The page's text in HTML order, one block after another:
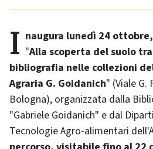
Inaugura lunedì 24 ottobre,
"Alla scoperta del suolo
bibliografia nelle collezioni
Agraria G. Goidanich" (Viale G.
Bologna), organizzata dalla
"Gabriele Goidanich" e dal
Tecnologie Agro-alimentari